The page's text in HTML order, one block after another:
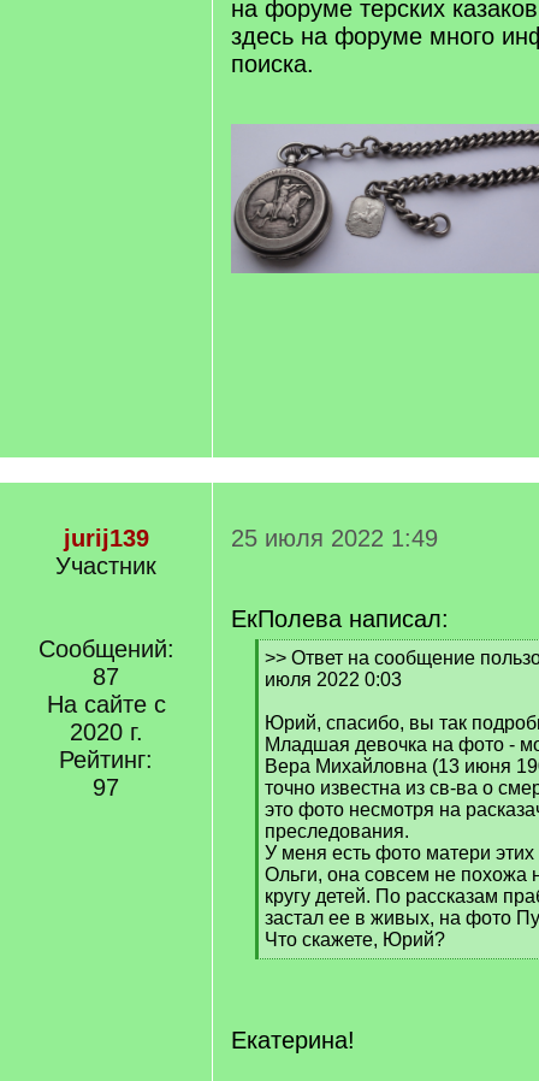
на форуме терских
здесь на форуме много
поиска.
jurij139
Участник
Сообщений:
87
На сайте с
2020 г.
Рейтинг:
97
25 июля 2022 1:49
ЕкПолева написал:
[
q
>> Ответ на сообщение
июля 2022 0:03
Юрий, спасибо, вы так
Младшая девочка на фото -
Вера Михайловна (13 июня
точно известна из св-ва о
это фото несмотря на
преследования.
У меня есть фото матери
Ольги, она совсем не
кругу детей. По рассказам
застал ее в живых, на фото
Что скажете, Юрий?
[
Екатерина!